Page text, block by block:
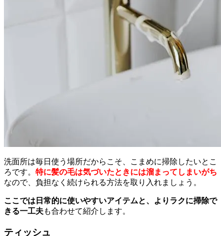
洗面所は毎日使う場所だからこそ、こまめに掃除したいとこ
ろです。 特に髪の毛は気づいたときには溜まってしまいがち
なので、負担なく続けられる方法を取り入れましょう。
ここでは日常的に使いやすいアイテムと、よりラクに掃除で
きる一工夫も合わせて紹介します。
ティッシュ